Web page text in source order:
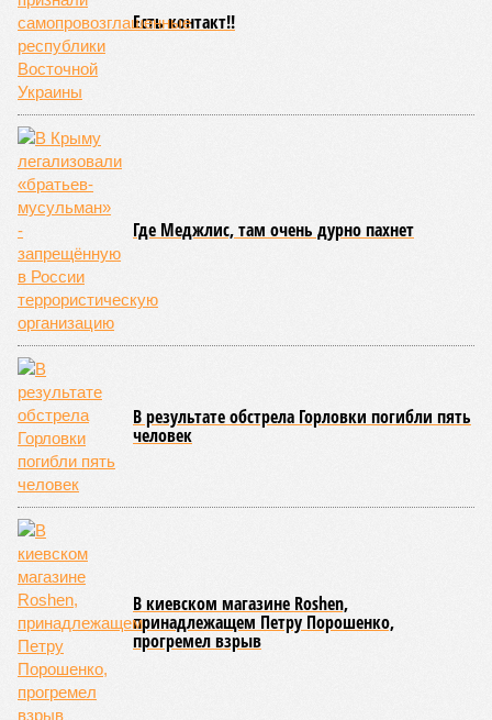
Есть контакт!!
Где Меджлис, там очень дурно пахнет
В результате обстрела Горловки погибли пять
человек
В киевском магазине Roshen,
принадлежащем Петру Порошенко,
прогремел взрыв